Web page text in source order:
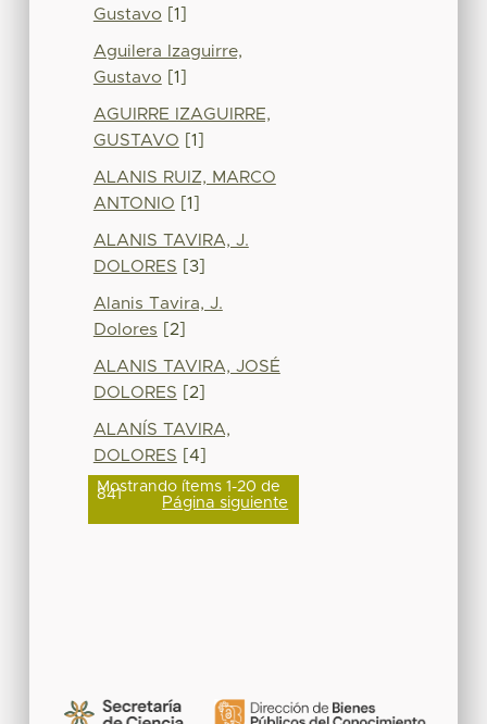
Gustavo [1]
Aguilera Izaguirre,
Gustavo [1]
AGUIRRE IZAGUIRRE,
GUSTAVO [1]
ALANIS RUIZ, MARCO
ANTONIO [1]
ALANIS TAVIRA, J.
DOLORES [3]
Alanis Tavira, J.
Dolores [2]
ALANIS TAVIRA, JOSÉ
DOLORES [2]
ALANÍS TAVIRA,
DOLORES [4]
Mostrando ítems 1-20 de
841 Página siguiente